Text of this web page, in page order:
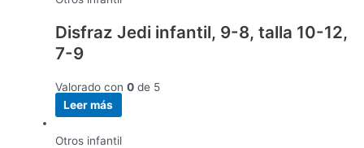
Disfraz Jedi infantil, 9-8, talla 10-12,
7-9
Valorado con 0 de 5
Leer más
Otros infantil